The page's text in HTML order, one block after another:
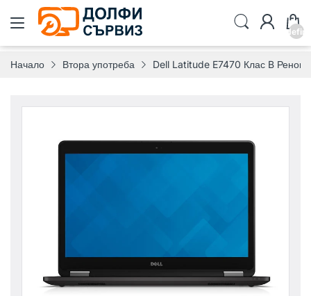
Начало Втора употреба Dell Latitude E7470 Клас B